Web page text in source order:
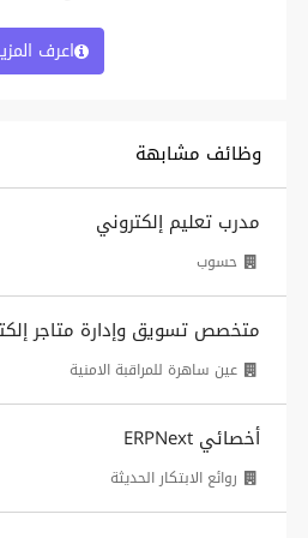
اعرف
وظائف مشابهة
مدرب تعليم إلكتروني
حسوب
متخصص تسويق وإدارة متاجر
عين ساهرة للمراقبة الامنية
أخصائي ERPNext
روائع الابتكار الحديثة